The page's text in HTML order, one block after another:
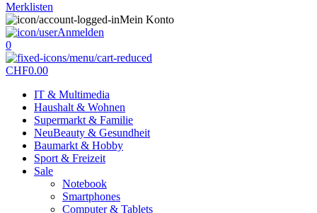
Merklisten
Mein Konto
Anmelden
0
CHF0.00
IT & Multimedia
Haushalt & Wohnen
Supermarkt & Familie
NeuBeauty & Gesundheit
Baumarkt & Hobby
Sport & Freizeit
Sale
Notebook
Smartphones
Computer & Tablets